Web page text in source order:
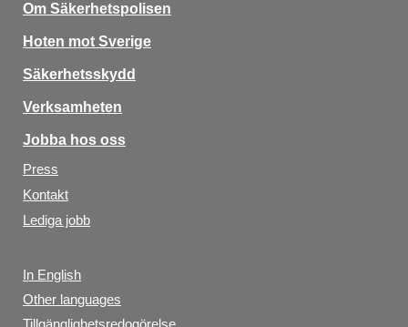
Om Säkerhetspolisen
Hoten mot Sverige
Säkerhetsskydd
Verksamheten
Jobba hos oss
Press
Kontakt
Lediga jobb
In English
Other languages